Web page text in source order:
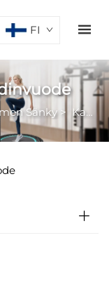
FI
Sänky> Kaupallinen pilates-ydinvuode